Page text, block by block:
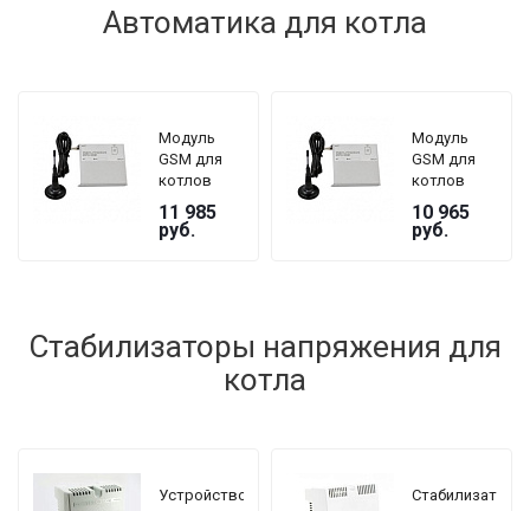
Автоматика для котла
Модуль
GSM для
котлов
ZOTA серии
Lux, MK
11 985
руб.
Модуль
GSM для
котлов
ZOTA серии
Magna
10 965
руб.
Стабилизаторы напряжения для
котла
Устройство
Стабилизатор